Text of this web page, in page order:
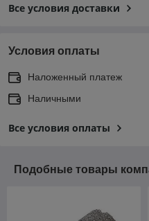
Все условия доставки
Условия оплаты
Наложенный платеж
Наличными
Все условия оплаты
Подобные товары